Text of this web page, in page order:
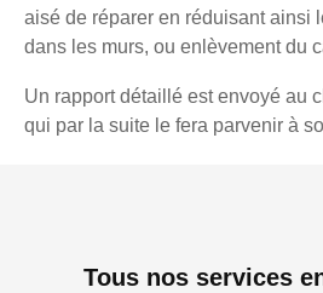
aisé de réparer en réduisant ainsi
dans les murs, ou enlèvement du
Un rapport détaillé est envoyé au
qui par la suite le fera parvenir à
Tous nos services